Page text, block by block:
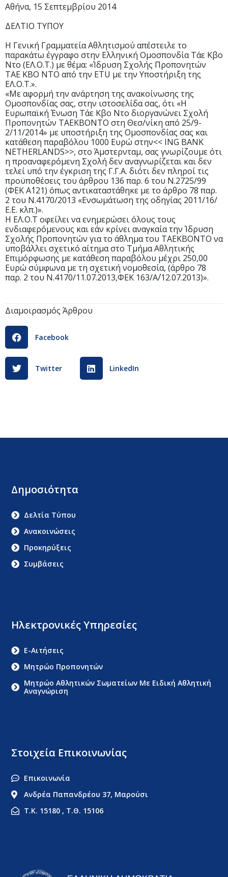
Αθήνα, 15 Σεπτεμβρίου 2014
ΔΕΛΤΙΟ ΤΥΠΟΥ
Η Γενική Γραμματεία Αθλητισμού απέστειλε το
παρακάτω έγγραφο στην Ελληνική Ομοσπονδία Τάε Κβο
Ντο (ΕΛ.Ο.Τ.) με θέμα: «Ίδρυση Σχολής Προπονητών
TAE KBO NTO από την ETU με την Υποστήριξη της
ΕΛ.Ο.Τ.».
«Με αφορμή την ανάρτηση της ανακοίνωσης της
Ομοσπονδίας σας, στην ιστοσελίδα σας, ότι «Η
Ευρωπαϊκή Ένωση Τάε Κβο Ντο διοργανώνει Σχολή
Προπονητών ΤΑΕΚΒΟΝΤΟ στη Θεσ/νίκη από 25/9-
2/11/2014» με υποστήριξη της Ομοσπονδίας σας και
κατάθεση παραβόλου 1000 Ευρώ στην<< ING BANK
NETHERLANDS>>, στο Άμστερνταμ, σας γνωρίζουμε ότι
η προαναφερόμενη Σχολή δεν αναγνωρίζεται και δεν
τελεί υπό την έγκριση της Γ.Γ.Α. διότι δεν πληροί τις
προϋποθέσεις του άρθρου 136 παρ. 6 του Ν.2725/99
(ΦΕΚ Α΄121) όπως αντικαταστάθηκε με το άρθρο 78 παρ.
2 του Ν.4170/2013 «Ενσωμάτωση της οδηγίας 2011/16/
Ε.Ε. κλπ.)».
Η ΕΛ.Ο.Τ οφείλει να ενημερώσει όλους τους
ενδιαφερόμενους και εάν κρίνει αναγκαία την Ίδρυση
Σχολής Προπονητών για το άθλημα του ΤΑΕΚΒΟΝΤΟ να
υποβάλλει σχετικό αίτημα στο Τμήμα Αθλητικής
Επιμόρφωσης με κατάθεση παραβόλου μέχρι 250,00
Ευρώ σύμφωνα με τη σχετική νομοθεσία, (άρθρο 78
παρ. 2 του Ν.4170/11.07.2013,ΦΕΚ 163/Α΄/12.07.2013)».
Διαμοιρασμός Άρθρου
Facebook
Twitter LinkedIn
Στοιχεία Επικοινωνίας
Επικοινωνία
Ανδρέα Παπανδρέου 37, Μαρούσι
Τ.Κ. 15180 , Τ.Θ. 15106
Ηλεκτρονικές Υπηρεσίες
E-Αιτήσεις
Μητρώο Προπονητών
Μητρώο Αθλητικών Σωματείων Με Ειδική Αθλητική
Αναγνώριση
Δημοσιότητα
Δελτία Τύπου
Ανακοινώσεις
Προκηρύξεις
Συμβάσεις